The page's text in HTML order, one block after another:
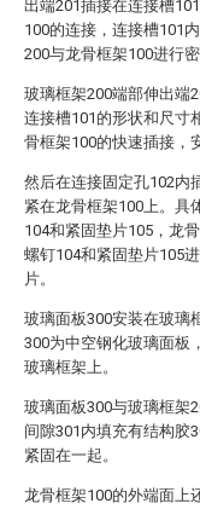
出端201插接在连接槽
100的连接，连接槽101
200与龙骨框架100进行密
玻璃框架200端部伸出端
连接槽101的形状和尺寸
骨框架100的快速插接，
然后在连接固定孔102内
紧在龙骨框架100上。具
104和紧固垫片105，龙
螺钉104和紧固垫片105
片。
玻璃面板300安装在玻璃
300为中空钢化玻璃面板
玻璃框架上。
玻璃面板300与玻璃框架
间隙301内填充有结构胶
紧固在一起。
龙骨框架100的外端面上